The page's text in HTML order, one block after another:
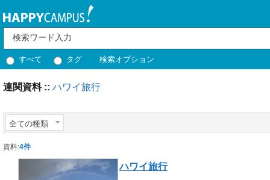
すべて タグ 検索オプション
連関資料 :: ハワイ旅行
全ての種類
資料:4件
ハワイ旅行